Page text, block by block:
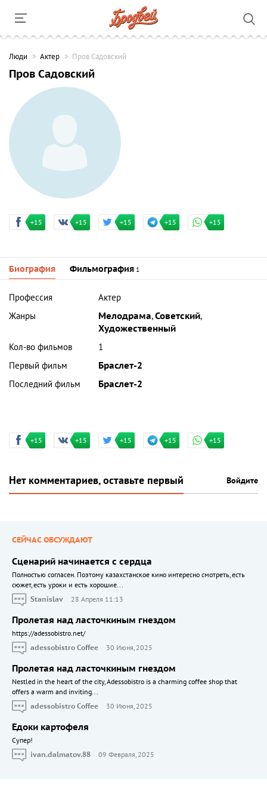
Люди Актер Пров Садовский
Пров Садовский
+15 +15 +15 +15 +15
Биография Фильмография 1
Профессия
Актер
Жанры
Мелодрама,Советский,
Художественный
Кол-во фильмов
1
Первый фильм
Браслет-2
Последний фильм
Браслет-2
+15 +15 +15 +15 +15
Нет комментариев, оставьте первый Войдите
СЕЙЧАС ОБСУЖДАЮТ
Сценарий начинается с сердца
Полностью согласен. Поэтому казахстанское кино интересно смотреть, есть
сюжет, есть уроки и есть хорошие...
Stanislav
28 Апреля 11:13
Пролетая над ласточкиным гнездом
https://adessobistro.net/
adessobistro Coffee
30 Июня, 2025
Пролетая над ласточкиным гнездом
Nestled in the heart of the city, Adessobistro is a charming coffee shop that
offers a warm and inviting...
adessobistro Coffee
30 Июня, 2025
Едоки картофеля
Cупер!
ivan.dalmatov.88
09 Февраля, 2025